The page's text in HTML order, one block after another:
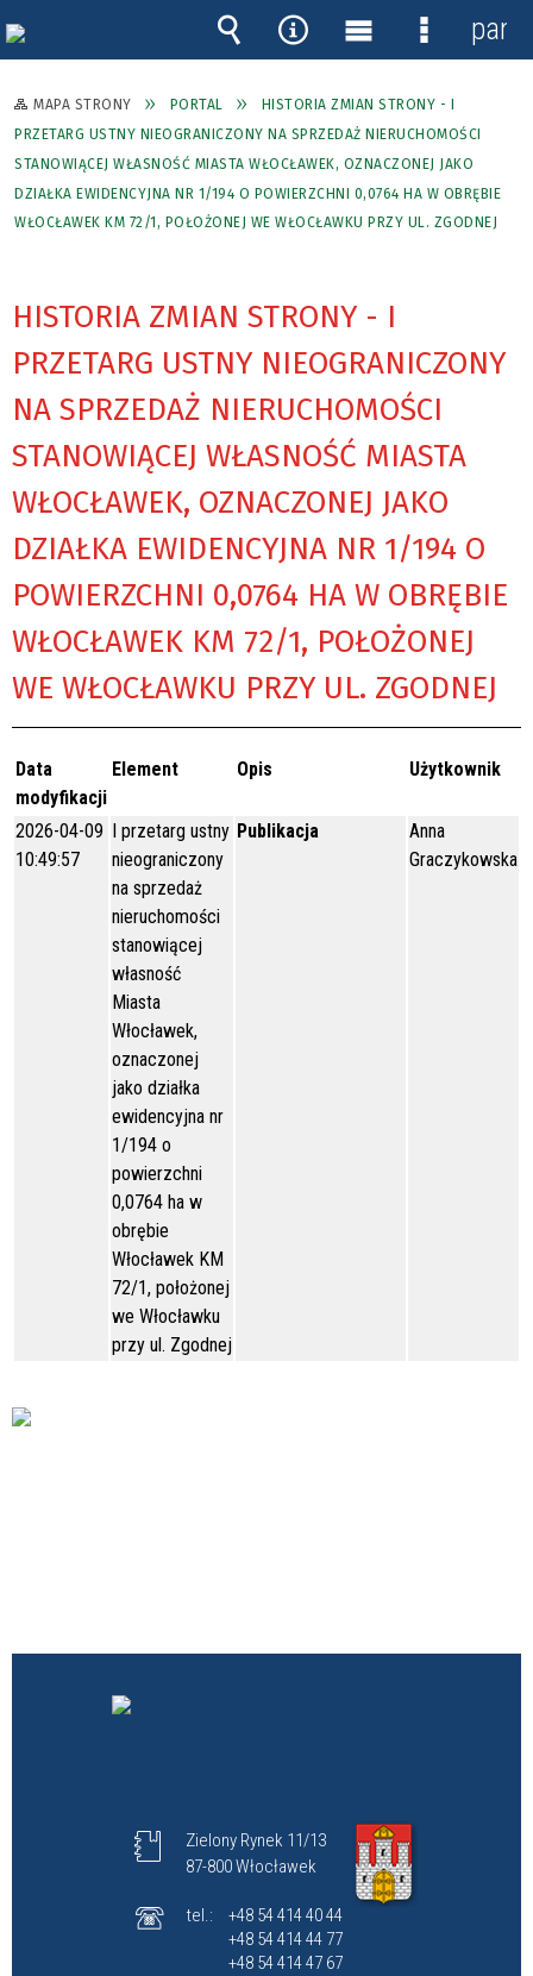
MAPA STRONY PORTAL
HISTORIA ZMIAN STRONY - I
PRZETARG USTNY NIEOGRANICZONY NA SPRZEDAŻ NIERUCHOMOŚCI
STANOWIĄCEJ WŁASNOŚĆ MIASTA WŁOCŁAWEK, OZNACZONEJ JAKO
DZIAŁKA EWIDENCYJNA NR 1/194 O POWIERZCHNI 0,0764 HA W OBRĘBIE
WŁOCŁAWEK KM 72/1, POŁOŻONEJ WE WŁOCŁAWKU PRZY UL. ZGODNEJ
HISTORIA ZMIAN STRONY - I
PRZETARG USTNY NIEOGRANICZONY
NA SPRZEDAŻ NIERUCHOMOŚCI
STANOWIĄCEJ WŁASNOŚĆ MIASTA
WŁOCŁAWEK, OZNACZONEJ JAKO
DZIAŁKA EWIDENCYJNA NR 1/194 O
POWIERZCHNI 0,0764 HA W OBRĘBIE
WŁOCŁAWEK KM 72/1, POŁOŻONEJ
WE WŁOCŁAWKU PRZY UL. ZGODNEJ
Data
modyfikacji
Element Opis Użytkownik
2026-04-09
10:49:57
I przetarg ustny
nieograniczony
na sprzedaż
nieruchomości
stanowiącej
własność
Miasta
Włocławek,
oznaczonej
jako działka
ewidencyjna nr
1/194 o
powierzchni
0,0764 ha w
obrębie
Włocławek KM
72/1, położonej
we Włocławku
przy ul. Zgodnej
Publikacja
Anna
Graczykowska
Zielony Rynek 11/13
87-800 Włocławek
tel.:
+48 54 414 40 44
+48 54 414 44 77
+48 54 414 47 67
Wyszukiwarka
Narzędzia
Menu
główne
Menu
panel